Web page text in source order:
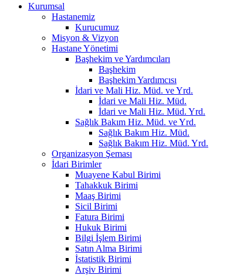
Kurumsal
Hastanemiz
Kurucumuz
Misyon & Vizyon
Hastane Yönetimi
Başhekim ve Yardımcıları
Başhekim
Başhekim Yardımcısı
İdari ve Mali Hiz. Müd. ve Yrd.
İdari ve Mali Hiz. Müd.
İdari ve Mali Hiz. Müd. Yrd.
Sağlık Bakım Hiz. Müd. ve Yrd.
Sağlık Bakım Hiz. Müd.
Sağlık Bakım Hiz. Müd. Yrd.
Organizasyon Şeması
İdari Birimler
Muayene Kabul Birimi
Tahakkuk Birimi
Maaş Birimi
Sicil Birimi
Fatura Birimi
Hukuk Birimi
Bilgi İşlem Birimi
Satın Alma Birimi
İstatistik Birimi
Arşiv Birimi